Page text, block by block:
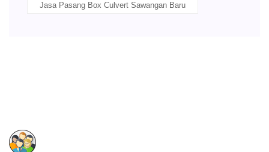
Jasa Pasang Box Culvert Sawangan Baru